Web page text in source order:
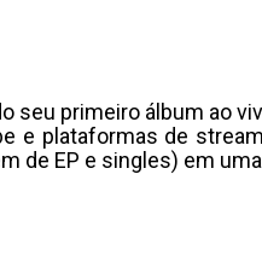
seu primeiro álbum ao
e plataformas de
de EP e singles) em